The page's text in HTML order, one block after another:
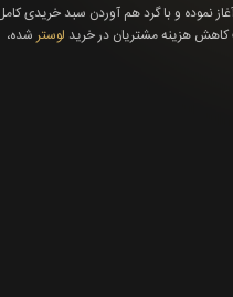
نموده و با گرد هم آوردن سبد خریدی
کاهش هزینه مشتریان در خرید لوسترشده،